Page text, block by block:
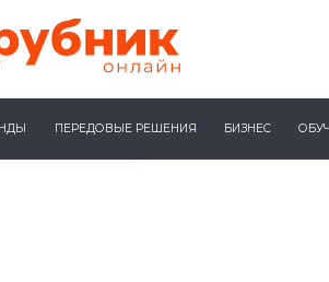
ПЕРЕДОВЫЕ РЕШЕНИЯ БИЗНЕС